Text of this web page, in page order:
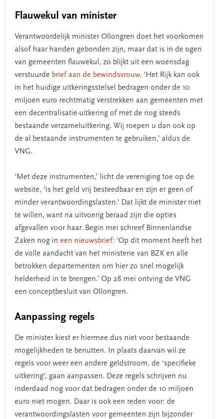
Flauwekul van minister
Verantwoordelijk minister Ollongren doet het voorkomen
alsof haar handen gebonden zijn, maar dat is in de ogen
van gemeenten flauwekul, zo blijkt uit een woensdag
verstuurde brief aan de bewindsvrouw. ‘Het Rijk kan ook
in het huidige uitkeringsstelsel bedragen onder de 10
miljoen euro rechtmatig verstrekken aan gemeenten met
een decentralisatie-uitkering of met de nog steeds
bestaande verzameluitkering. Wij roepen u dan ook op
de al bestaande instrumenten te gebruiken,’ aldus de
VNG.
‘Met deze instrumenten,’ licht de vereniging toe op de
website, ‘is het geld vrij besteedbaar en zijn er geen of
minder verantwoordingslasten.’ Dat lijkt de minister niet
te willen, want na uitvoerig beraad zijn die opties
afgevallen voor haar. Begin mei schreef Binnenlandse
Zaken nog in een nieuwsbrief: ‘Op dit moment heeft het
de volle aandacht van het ministerie van BZK en alle
betrokken departementen om hier zo snel mogelijk
helderheid in te brengen.’ Op 28 mei ontving de VNG
een conceptbesluit van Ollongren.
Aanpassing regels
De minister kiest er hiermee dus niet voor bestaande
mogelijkheden te benutten. In plaats daarvan wil ze
regels voor weer een andere geldstroom, de ‘specifieke
uitkering’, gaan aanpassen. Deze regels schrijven nu
inderdaad nog voor dat bedragen onder de 10 miljoen
euro niet mogen. Daar is ook een reden voor: de
verantwoordingslasten voor gemeenten zijn bijzonder